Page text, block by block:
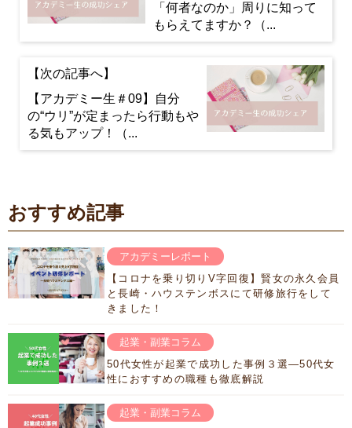
「何者なのか」周りに知って
もらえてますか？（...
【アカデミー生＃09】自分
の“ウリ”が定まったら行動もや
る気もアップ！（...
おすすめ記事
アカデミーレポート
【コロナを乗り切りV字回復】賢女の永久会員
と長崎・ハウステンボスにて研修旅行をして
きました！
起業・副業コラム
50代女性が起業で成功した事例３選―50代女
性におすすめの職種も徹底解説
起業・副業コラム